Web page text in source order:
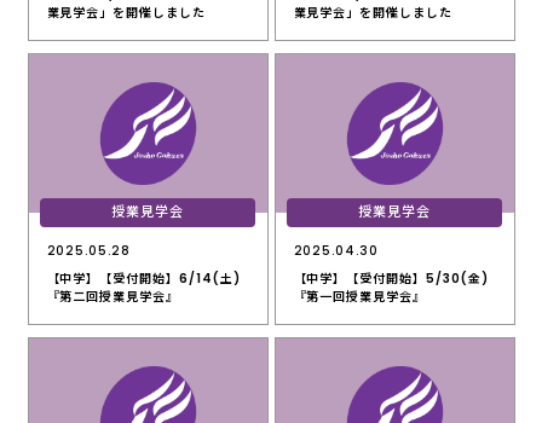
業見学会」を開催しました
業見学会」を開催しました
2025.05.28
授業見学会
【中学】【受付開始】6/14(土)
『第二回授業見学会』
2025.04.30
授業見学会
【中学】【受付開始】5/30(金)
『第一回授業見学会』